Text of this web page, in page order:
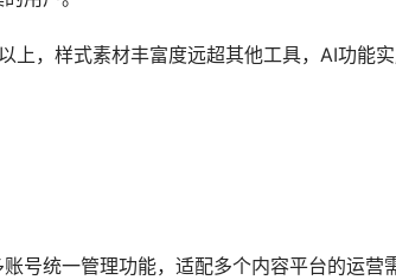
上，样式素材丰富度远超其他工具，AI功能实
号统一管理功能，适配多个内容平台的运营